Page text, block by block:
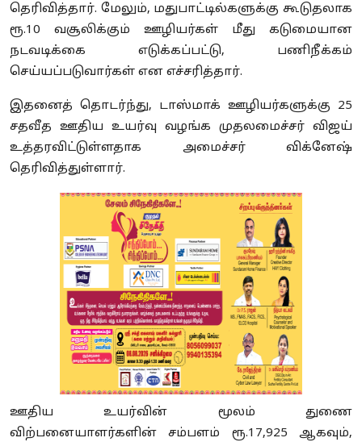
தெரிவித்தார். மேலும், மதுபாட்டில்களுக்கு கூடுதலாக
ரூ.10 வசூலிக்கும் ஊழியர்கள் மீது கடுமையான
நடவடிக்கை எடுக்கப்பட்டு, பணிநீக்கம்
செய்யப்படுவார்கள் என எச்சரித்தார்.
இதனைத் தொடர்ந்து, டாஸ்மாக் ஊழியர்களுக்கு 25
சதவீத ஊதிய உயர்வு வழங்க முதலமைச்சர் விஜய்
உத்தரவிட்டுள்ளதாக அமைச்சர் விக்னேஷ்
தெரிவித்துள்ளார்.
ஊதிய உயர்வின் மூலம் துணை
விற்பனையாளர்களின் சம்பளம் ரூ.17,925 ஆகவும்,